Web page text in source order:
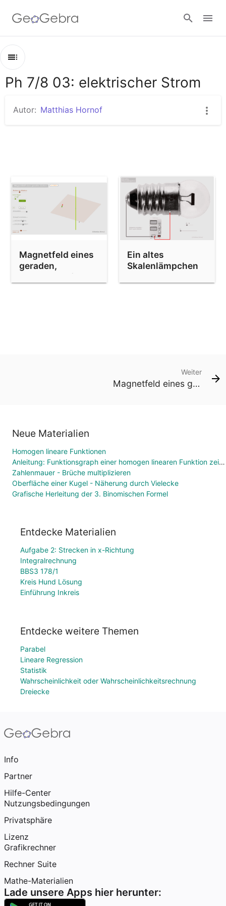
Kapitel
Ph 7/8 03: elektrischer Strom
Autor: Matthias Hornof
Magnetfeld eines
geraden,
stromdurchflossenen
Ein altes
Skalenlämpchen
Weiter
Magnetfeld eines geraden, stromdurchflossenen Leiters 2
Neue Materialien
Homogen lineare Funktionen
Anleitung: Funktionsgraph einer homogen linearen Funktion zeichnen
Zahlenmauer - Brüche multiplizieren
Oberfläche einer Kugel - Näherung durch Vielecke
Grafische Herleitung der 3. Binomischen Formel
Entdecke Materialien
Aufgabe 2: Strecken in x-Richtung
Integralrechnung
BBS3 178/1
Kreis Hund Lösung
Einführung Inkreis
Entdecke weitere Themen
Parabel
Lineare Regression
Statistik
Wahrscheinlichkeit oder Wahrscheinlichkeitsrechnung
Dreiecke
Info
Partner
Hilfe-Center
Nutzungsbedingungen
Privatsphäre
Lizenz
Grafikrechner
Rechner Suite
Mathe-Materialien
Lade unsere Apps hier herunter: